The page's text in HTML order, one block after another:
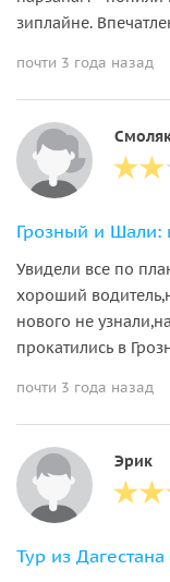
зиплайне.
почти 3 года назад
Грозный и Шали:
Увидели все по
хороший
нового не
прокатились в
почти 3 года назад
Эрик